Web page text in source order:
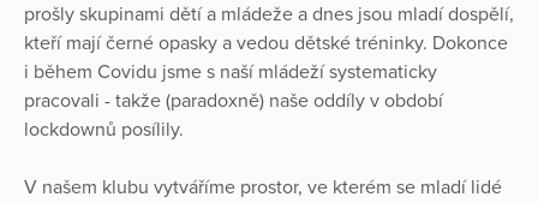
prošly skupinami dětí a mládeže a dnes jsou mladí dospělí,
kteří mají černé opasky a vedou dětské tréninky. Dokonce
i během Covidu jsme s naší mládeží systematicky
pracovali - takže (paradoxně) naše oddíly v období
lockdownů posílily.
V našem klubu vytváříme prostor, ve kterém se mladí lidé